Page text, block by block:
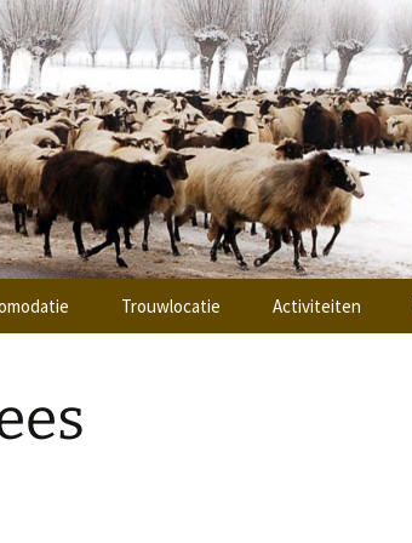
Ottoland
Trouwlocatie Activiteiten